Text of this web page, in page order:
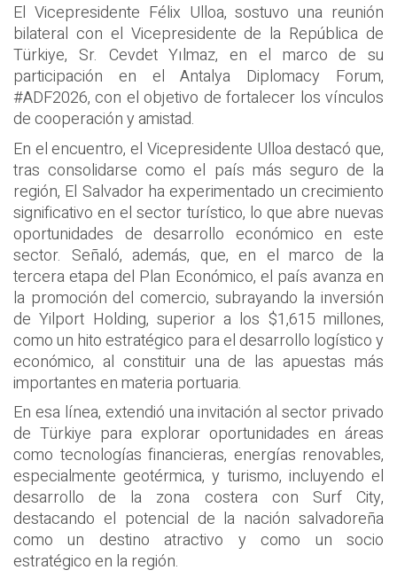
El Vicepresidente Félix Ulloa, sostuvo una reunión
bilateral con el Vicepresidente de la República de
Türkiye, Sr. Cevdet Yılmaz, en el marco de su
participación en el Antalya Diplomacy Forum,
#ADF2026, con el objetivo de fortalecer los vínculos
de cooperación y amistad.
En el encuentro, el Vicepresidente Ulloa destacó que,
tras consolidarse como el país más seguro de la
región, El Salvador ha experimentado un crecimiento
significativo en el sector turístico, lo que abre nuevas
oportunidades de desarrollo económico en este
sector. Señaló, además, que, en el marco de la
tercera etapa del Plan Económico, el país avanza en
la promoción del comercio, subrayando la inversión
de Yilport Holding, superior a los $1,615 millones,
como un hito estratégico para el desarrollo logístico y
económico, al constituir una de las apuestas más
importantes en materia portuaria.
En esa línea, extendió una invitación al sector privado
de Türkiye para explorar oportunidades en áreas
como tecnologías financieras, energías renovables,
especialmente geotérmica, y turismo, incluyendo el
desarrollo de la zona costera con Surf City,
destacando el potencial de la nación salvadoreña
como un destino atractivo y como un socio
estratégico en la región.